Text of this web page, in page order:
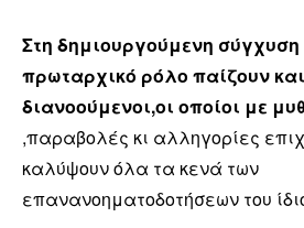
Στη δημιουργούμενη
πρωταρχικό ρόλο παίζουν
διανοούμενοι,οι οποίοι με
,παραβολές κι αλληγορίες
καλύψουν όλα τα κενά των
επανανοηματοδοτήσεων του